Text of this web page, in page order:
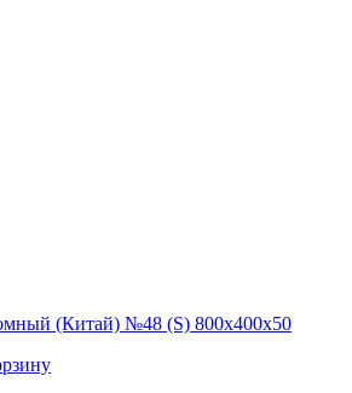
(Китай) №48 (S) 800х400х50